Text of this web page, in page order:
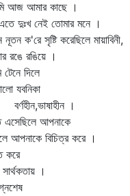
আজ আমার কাছে ।
নেই তোমার মনে ।
ক'রে সৃষ্টি করেছিলে মায়াবিনী,
রঙে রঙিয়ে ।
দিলে
যবনিকা
।
আপনাকে
বিচিত্র করে ।
করে
।